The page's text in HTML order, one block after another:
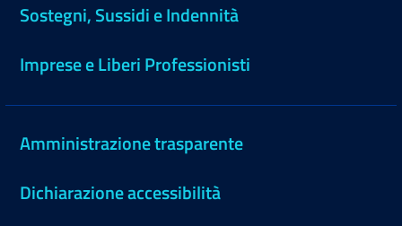
Sostegni, Sussidi e Indennità
Imprese e Liberi Professionisti
Amministrazione trasparente
Dichiarazione accessibilità